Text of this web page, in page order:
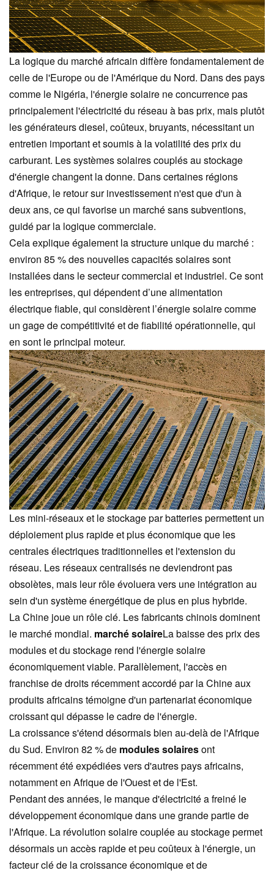
La logique du marché africain diffère fondamentalement de
celle de l'Europe ou de l'Amérique du Nord. Dans des pays
comme le Nigéria, l'énergie solaire ne concurrence pas
principalement l'électricité du réseau à bas prix, mais plutôt
les générateurs diesel, coûteux, bruyants, nécessitant un
entretien important et soumis à la volatilité des prix du
carburant. Les systèmes solaires couplés au stockage
d'énergie changent la donne. Dans certaines régions
d'Afrique, le retour sur investissement n'est que d'un à
deux ans, ce qui favorise un marché sans subventions,
guidé par la logique commerciale.
Cela explique également la structure unique du marché :
environ 85 % des nouvelles capacités solaires sont
installées dans le secteur commercial et industriel. Ce sont
les entreprises, qui dépendent d’une alimentation
électrique fiable, qui considèrent l’énergie solaire comme
un gage de compétitivité et de fiabilité opérationnelle, qui
en sont le principal moteur.
Les mini-réseaux et le stockage par batteries permettent un
déploiement plus rapide et plus économique que les
centrales électriques traditionnelles et l'extension du
réseau. Les réseaux centralisés ne deviendront pas
obsolètes, mais leur rôle évoluera vers une intégration au
sein d'un système énergétique de plus en plus hybride.
La Chine joue un rôle clé. Les fabricants chinois dominent
le marché mondial. marché solaireLa baisse des prix des
modules et du stockage rend l'énergie solaire
économiquement viable. Parallèlement, l'accès en
franchise de droits récemment accordé par la Chine aux
produits africains témoigne d'un partenariat économique
croissant qui dépasse le cadre de l'énergie.
La croissance s'étend désormais bien au-delà de l'Afrique
du Sud. Environ 82 % de modules solairesont
récemment été expédiées vers d'autres pays africains,
notamment en Afrique de l'Ouest et de l'Est.
Pendant des années, le manque d'électricité a freiné le
développement économique dans une grande partie de
l'Afrique. La révolution solaire couplée au stockage permet
désormais un accès rapide et peu coûteux à l'énergie, un
facteur clé de la croissance économique et de